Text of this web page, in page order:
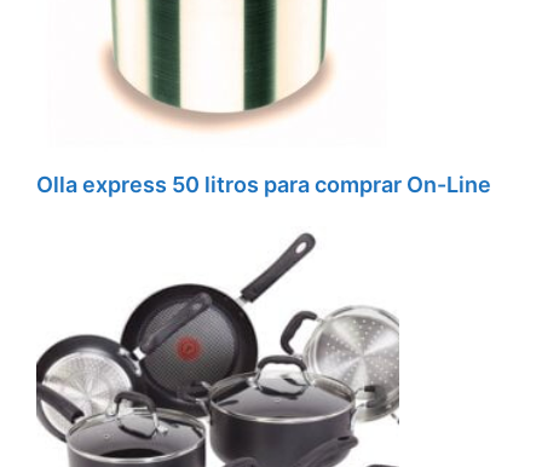
Olla express 50 litros para comprar On-Line